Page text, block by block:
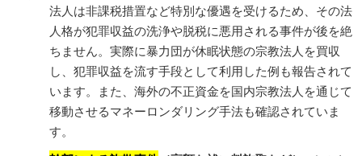
法人は非課税措置など特別な優遇を受けるため、その法
人格が犯罪収益の洗浄や脱税に悪用される事件が後を絶
ちません。実際に暴力団が休眠状態の宗教法人を買収
し、犯罪収益を流す手段として利用した例も報告されて
います。また、海外の不正資金を国内宗教法人を通じて
移動させるマネーロンダリング手法も確認されていま
す。